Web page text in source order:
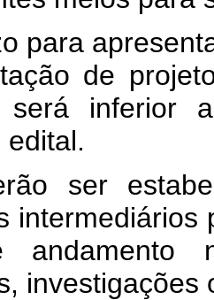
para
de
será inferior
edital.
ser
andamento
investigações